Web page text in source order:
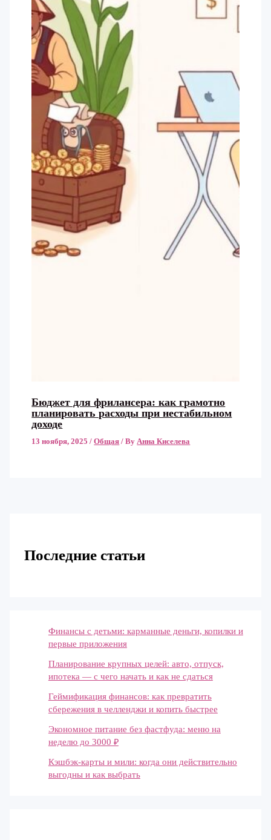
Бюджет для фрилансера: как грамотно
планировать расходы при нестабильном
доходе
13 ноября, 2025/Общая / ByАнна Киселева
Последние статьи
Финансы с детьми: карманные деньги, копилки и
первые приложения
Планирование крупных целей: авто, отпуск,
ипотека — с чего начать и как не сдаться
Геймификация финансов: как превратить
сбережения в челленджи и копить быстрее
Экономное питание без фастфуда: меню на
неделю до 3000 ₽
Кэшбэк-карты и мили: когда они действительно
выгодны и как выбрать